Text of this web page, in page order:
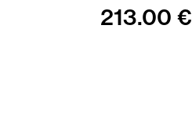
213.00 €